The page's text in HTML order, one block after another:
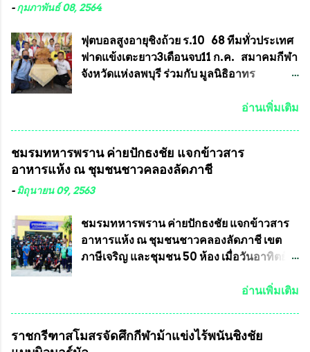
ตอกโค๊ตและรันหมายเลข (พร้อมทั้งมีการทำ
ประกาศจำนวนการจัดสร้างให้ชัดเจน ว่าสร้าง
จำนวนเท่าไหร่ (เพื่อป้องกันการปั๊มเสริมใน
ภายหลัง) 3.)มีวัตถุประสงค์ที...
ณัฐสุภานนท์ เปิดเผยว่า “ยกตัวอย่างในเขต
การเลือกตั้งต้องแสวงหาข้อเท็จจริงและดำเนิน
การจัดให้มีการเลือกตั้งใหม่ เพราะมีการร้อง
เรียนการกระทำความผิดกฎหมายการเลือกตั้ง
เลขาธิการคณะกรรมการการเลือกตั้ง เพื่อให้
การเลือกตั้งจะดำเนินการจัดให้มีการเลือกตั้ง
ใหม่อีกครั้ง ประธานมูลนิธิธรรมาภิบาลและ
ต่อต้านทุจริต กล่าวต่ออีกว่า “นครเชียงใหม่
ต้องส่งเสริมให้ผู้นำในระดับต่างๆมีหลักธร
รมาภิบาลในการบริหารราชการแผ่นดิน คณะ
กรรมการการเลือกตั้งถือเป็นองค์กรอิสระตาม
-กุมภาพันธ์ 08, 2564
ฟุตบอลสูงอายุชิงถ้วย ร.10 68 ทีมทั่วประเทศ
ฟาดแข้งเตะยาว3เดือนจบ11 ก.ค. สมาคมกีฬา
จังหวัดแห่งลพบุรี ร่วมกับ มูลนิธิอาทร
แข่งขันฟุตบอลสูงอายุชิงแชมป์ประเทศไทย ชิง
อดีตนักเตะทีมชาติอนุญาตให้ลงแข่งขันได้ ทีม
แชมป์ได้รับ 150,000 บาท พร้อมได้สิทธิ์ไป
ทัวร์ต่างประเทศอีกด้วย ที่ห้องประชุม โรงทาน
ลพบุรี ท่านเจ้าคุณ พระราชวิสุทธิ ประชานาถ
(หลวงพ่อ อลงกต ) ในฐานะประธานมูลนิธิ
ประชานาถ และ ประธานอำนวยการจัดการ
ถ้วยพระราชทาน สมเด็จพระเจ้าอยู่หัว มหา
อำนวยการจัดการแข่งขัน และ นายวีรยุทธ
อ่านเพิ่มเติม
ชมรมทหารพราน ค่ายปักธงชัย แจกข้าวสาร
อาหารแห้ง ณ​ ชุมชนชาวคลองลัดภาชี
-มิถุนายน 09, 2563
ชมรมทหารพราน ค่ายปักธงชัย แจกข้าวสาร
อาหารแห้ง ณ​ ชุมชนชาวคลองลัดภาชี เขต
ภาษีเจริญ และชุมชน 50 ห้อง เมื่อวันอาทิตย์ที่
ปักธงชัย กรุงเทพมหานครโดย พันเอกสมศักดิ์
กรุงเทพมหานคร ได้เป็นประธาน แจก
อ่านเพิ่มเติม
ราชกรีฑาสโมสรจัดศึกกีฬาม้าแข่งไร้พนันชิงชัย